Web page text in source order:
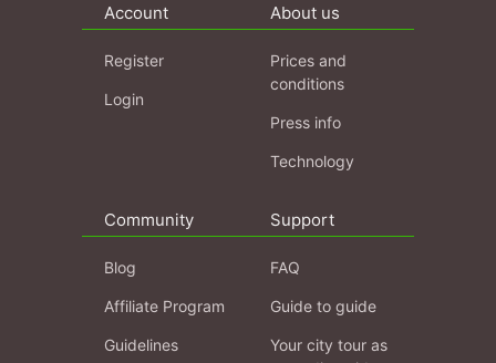
Account
Register
Login
About us
Prices and
conditions
Press info
Technology
Community
Blog
Affiliate Program
Guidelines
Support
FAQ
Guide to guide
Your city tour as